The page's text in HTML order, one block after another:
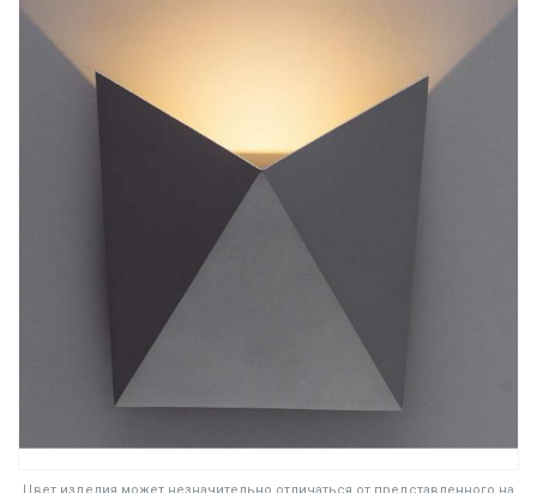
Цвет изделия может незначительно отличаться от представленного на